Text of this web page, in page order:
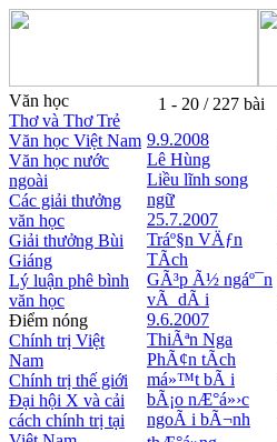
Văn học
Thơ và Thơ Trẻ
Văn học Việt Nam
Văn học nước
ngoài
Các giải thưởng
văn học
Giải thưởng Bùi
Giáng
Lý luận phê bình
văn học
Điểm nóng
Chính trị Việt
Nam
Chính trị thế giới
Đại hội X và cải
cách chính trị tại
1 - 20 / 227 bài
9.9.2008
Lê Hùng
Liều lĩnh song
ngữ
25.7.2007
Tráº§n VÄƒn
TÃ­ch
GÃ³p Ã½ ngáº¯n
vÃ dÃ i
9.6.2007
ThiÃªn Nga
PhÃ¢n tÃ­ch
má»™t bÃ i
bÃ¡o nÆ°á»›c
ngoÃ i bÃ¬nh